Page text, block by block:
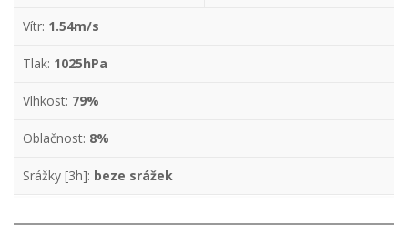
Vítr: 1.54m/s
Tlak: 1025hPa
Vlhkost: 79%
Oblačnost: 8%
Srážky [3h]: beze srážek